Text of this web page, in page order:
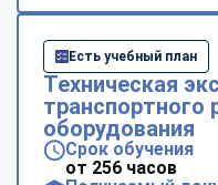
Есть учебный план
Техническая
транспортного
оборудования
Срок обучения
от 256 часов